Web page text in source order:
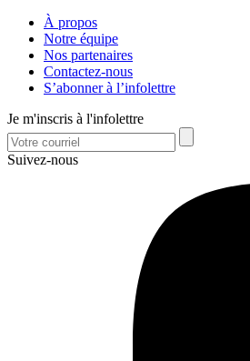
À propos
Notre équipe
Nos partenaires
Contactez-nous
S’abonner à l’infolettre
Je m'inscris à l'infolettre
Suivez-nous